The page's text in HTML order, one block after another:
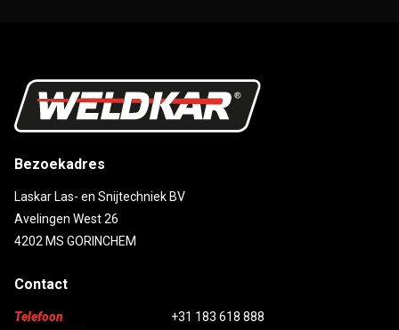
Bezoekadres
Laskar Las- en Snijtechniek BV
Avelingen West 26
4202 MS GORINCHEM
Contact
Telefoon
+31 183 618 888